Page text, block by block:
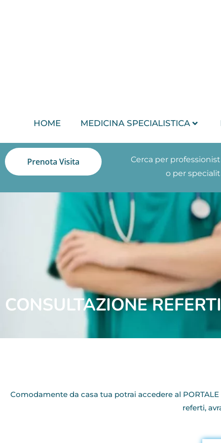
HOME MEDICINA SPECIALISTICA
Prenota Visita
Cerca per
o per
CONSULTAZIONE REFERTI
Comodamente da casa tua potrai accedere al
referti,